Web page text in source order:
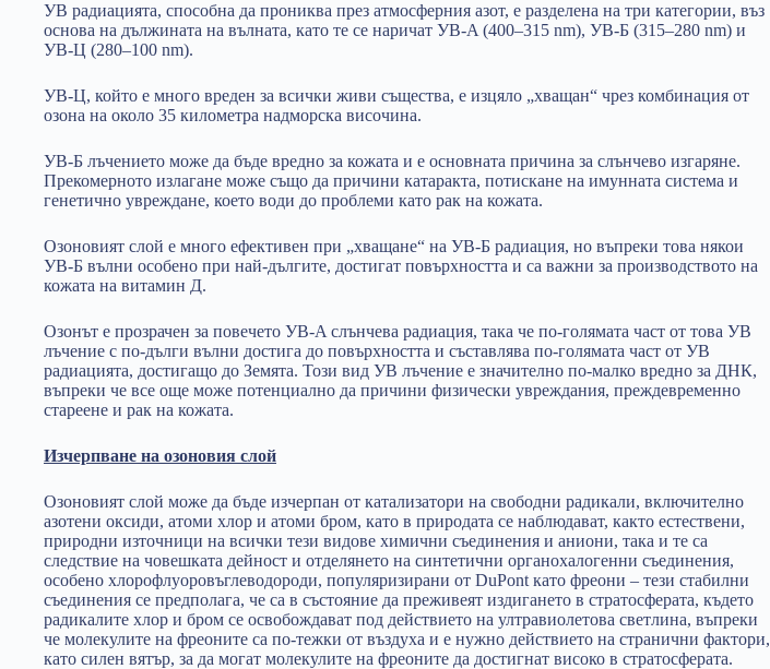
УВ радиацията, способна да прониква през атмосферния азот, е разделена на три категории, въз
основа на дължината на вълната, като те се наричат УВ-A (400–315 nm), УВ-Б (315–280 nm) и
УВ-Ц (280–100 nm).
УВ-Ц, който е много вреден за всички живи същества, е изцяло „хващан“ чрез комбинация от
озона на около 35 километра надморска височина.
УВ-Б лъчението може да бъде вредно за кожата и е основната причина за слънчево изгаряне.
Прекомерното излагане може също да причини катаракта, потискане на имунната система и
генетично увреждане, което води до проблеми като рак на кожата.
Озоновият слой е много ефективен при „хващане“ на УВ-Б радиация, но въпреки това някои
УВ-Б вълни особено при най-дългите, достигат повърхността и са важни за производството на
кожата на витамин Д.
Озонът е прозрачен за повечето УВ-A слънчева радиация, така че по-голямата част от това УВ
лъчение с по-дълги вълни достига до повърхността и съставлява по-голямата част от УВ
радиацията, достигащо до Земята. Този вид УВ лъчение е значително по-малко вредно за ДНК,
въпреки че все още може потенциално да причини физически увреждания, преждевременно
стареене и рак на кожата.
Изчерпване на озоновия слой
Озоновият слой може да бъде изчерпан от катализатори на свободни радикали, включително
азотени оксиди, атоми хлор и атоми бром, като в природата се наблюдават, както естествени,
природни източници на всички тези видове химични съединения и аниони, така и те са
следствие на човешката дейност и отделянето на синтетични органохалогенни съединения,
особено хлорофлуоровъглеводороди, популяризирани от DuPont като фреони – тези стабилни
съединения се предполага, че са в състояние да преживеят издигането в стратосферата, където
радикалите хлор и бром се освобождават под действието на ултравиолетова светлина, въпреки
че молекулите на фреоните са по-тежки от въздуха и е нужно действието на странични фактори,
като силен вятър, за да могат молекулите на фреоните да достигнат високо в стратосферата.